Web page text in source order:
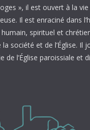
», il est ouvert à la
Il est enraciné dans
spirituel et
société et de l’Église. Il
de l’Église paroissiale et